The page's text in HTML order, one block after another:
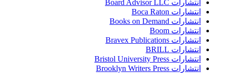
انتشارات Board Advisor LLC
انتشارات Boca Raton
انتشارات Books on Demand
انتشارات Boom
انتشارات Bravex Publications
انتشارات BRILL
انتشارات Bristol University Press
انتشارات Brooklyn Writers Press